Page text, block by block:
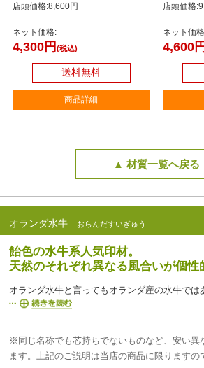
店頭価格:8,600円
ネット価格:
4,300円 (税込)
送料無料
商品詳細
店頭価格
ネット価
4,600円
▲ 材質一覧へ戻る
オランダ水牛 おらんだすいぎゅう
飴色の水牛系人気印材。
天然のそれぞれ異なる風合いが個性
※同じ名称でも芯持ちでないものなど、安い異
ます。上記のご説明は当店の商品に限りますの